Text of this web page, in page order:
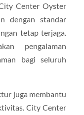
Center Oyster
dengan standar
tetap terjaga.
pengalaman
bagi seluruh
juga membantu
City Center